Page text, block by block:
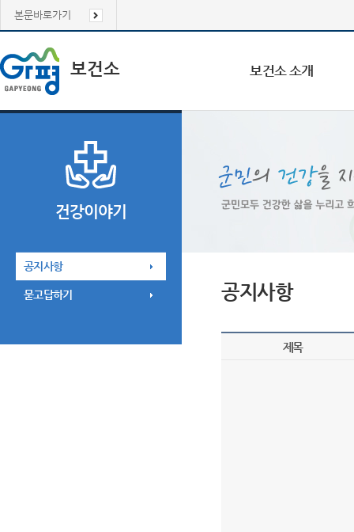
본문바로가기
보건소 보건소 소개
건강이야기
공지사항
묻고답하기 공지사항
제목